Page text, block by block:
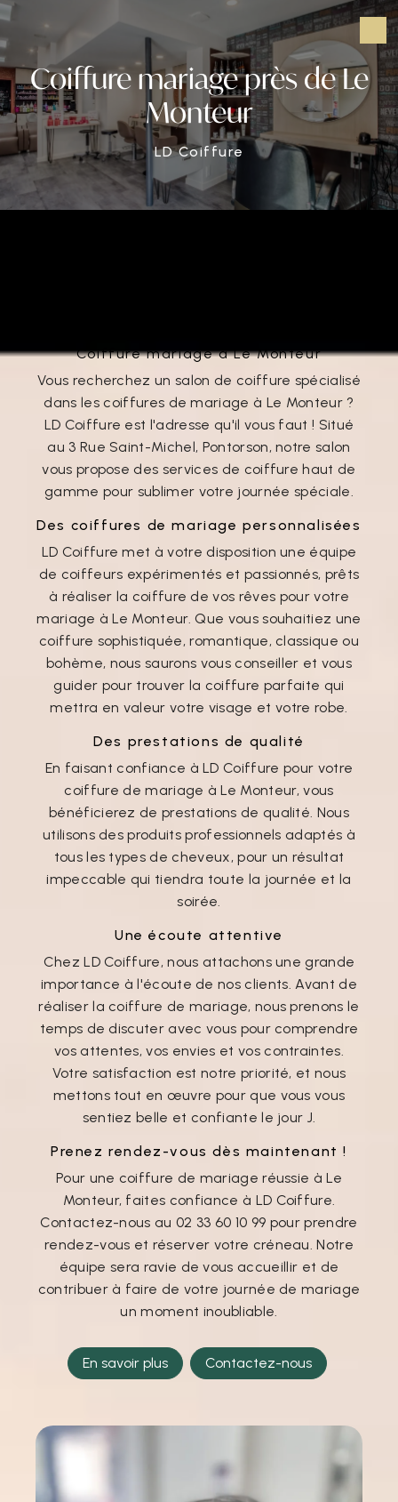
Coiffure mariage près de Le
Monteur
LD Coiffure
Coiffure mariage à Le Monteur
Vous recherchez un salon de coiffure spécialisé
dans les coiffures de mariage à Le Monteur ?
LD Coiffure est l'adresse qu'il vous faut ! Situé
au 3 Rue Saint-Michel, Pontorson, notre salon
vous propose des services de coiffure haut de
gamme pour sublimer votre journée spéciale.
Des coiffures de mariage personnalisées
LD Coiffure met à votre disposition une équipe
de coiffeurs expérimentés et passionnés, prêts
à réaliser la coiffure de vos rêves pour votre
mariage à Le Monteur. Que vous souhaitiez une
coiffure sophistiquée, romantique, classique ou
bohème, nous saurons vous conseiller et vous
guider pour trouver la coiffure parfaite qui
mettra en valeur votre visage et votre robe.
Des prestations de qualité
En faisant confiance à LD Coiffure pour votre
coiffure de mariage à Le Monteur, vous
bénéficierez de prestations de qualité. Nous
utilisons des produits professionnels adaptés à
tous les types de cheveux, pour un résultat
impeccable qui tiendra toute la journée et la
soirée.
Une écoute attentive
Chez LD Coiffure, nous attachons une grande
importance à l'écoute de nos clients. Avant de
réaliser la coiffure de mariage, nous prenons le
temps de discuter avec vous pour comprendre
vos attentes, vos envies et vos contraintes.
Votre satisfaction est notre priorité, et nous
mettons tout en œuvre pour que vous vous
sentiez belle et confiante le jour J.
Prenez rendez-vous dès maintenant !
Pour une coiffure de mariage réussie à Le
Monteur, faites confiance à LD Coiffure.
Contactez-nous au 02 33 60 10 99 pour prendre
rendez-vous et réserver votre créneau. Notre
équipe sera ravie de vous accueillir et de
contribuer à faire de votre journée de mariage
un moment inoubliable.
En savoir plus Contactez-nous
Panneau de gestion des cookies